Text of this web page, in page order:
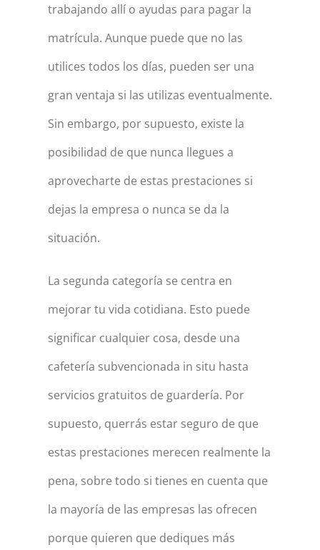
trabajando allí o ayudas para pagar la
matrícula. Aunque puede que no las
utilices todos los días, pueden ser una
gran ventaja si las utilizas eventualmente.
Sin embargo, por supuesto, existe la
posibilidad de que nunca llegues a
aprovecharte de estas prestaciones si
dejas la empresa o nunca se da la
situación.
La segunda categoría se centra en
mejorar tu vida cotidiana. Esto puede
significar cualquier cosa, desde una
cafetería subvencionada in situ hasta
servicios gratuitos de guardería. Por
supuesto, querrás estar seguro de que
estas prestaciones merecen realmente la
pena, sobre todo si tienes en cuenta que
la mayoría de las empresas las ofrecen
porque quieren que dediques más